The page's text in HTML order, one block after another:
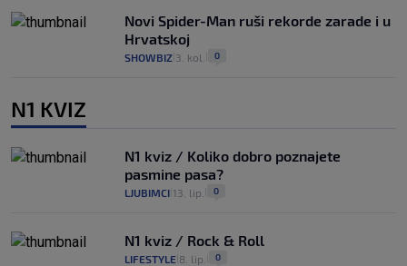
Novi Spider-Man ruši rekorde zarade i u
Hrvatskoj
SHOWBIZ 3. kol. 0
N1 KVIZ
N1 kviz / Koliko dobro poznajete
pasmine pasa?
LJUBIMCI 13. lip. 0
N1 kviz / Rock & Roll
LIFESTYLE 8. lip. 0